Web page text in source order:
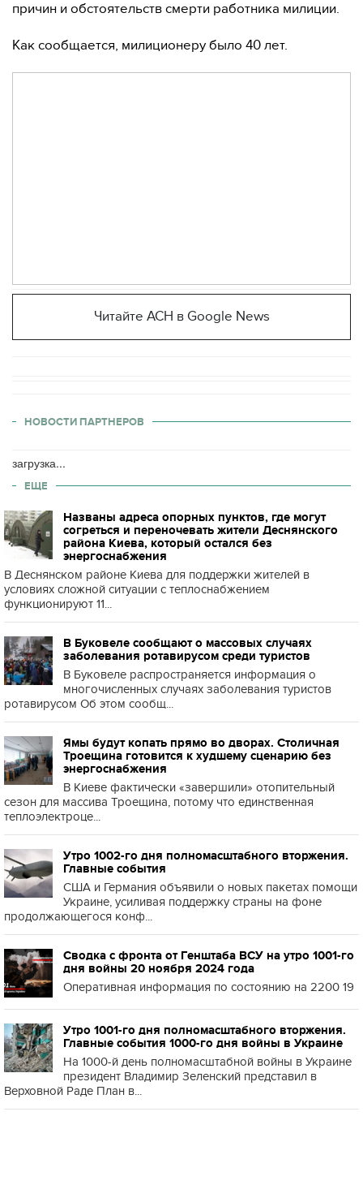
причин и обстоятельств смерти работника милиции.
Как сообщается, милиционеру было 40 лет.
Читайте АСН в Google News
НОВОСТИ ПАРТНЕРОВ
загрузка...
ЕЩЕ
Названы адреса опорных пунктов, где могут
согреться и переночевать жители Деснянского
района Киева, который остался без
энергоснабжения
В Деснянском районе Киева для поддержки жителей в
условиях сложной ситуации с теплоснабжением
функционируют 11...
В Буковеле сообщают о массовых случаях
заболевания ротавирусом среди туристов
В Буковеле распространяется информация о
многочисленных случаях заболевания туристов
ротавирусом Об этом сообщ...
Ямы будут копать прямо во дворах. Столичная
Троещина готовится к худшему сценарию без
энергоснабжения
В Киеве фактически «завершили» отопительный
сезон для массива Троещина, потому что единственная
теплоэлектроце...
Утро 1002-го дня полномасштабного вторжения.
Главные события
США и Германия объявили о новых пакетах помощи
Украине, усиливая поддержку страны на фоне
продолжающегося конф...
Сводка с фронта от Генштаба ВСУ на утро 1001-го
дня войны 20 ноября 2024 года
Оперативная информация по состоянию на 2200 19
Утро 1001-го дня полномасштабного вторжения.
Главные события 1000-го дня войны в Украине
На 1000-й день полномасштабной войны в Украине
президент Владимир Зеленский представил в
Верховной Раде План в...